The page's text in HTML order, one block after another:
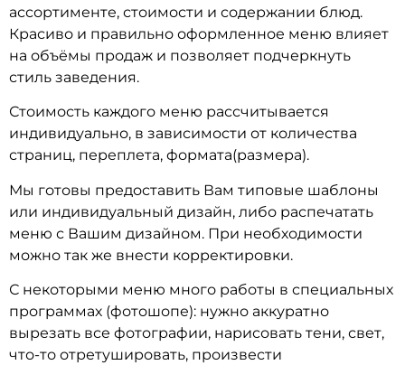
ассортименте, стоимости и содержании блюд.
Красиво и правильно оформленное меню влияет
на объёмы продаж и позволяет подчеркнуть
стиль заведения.
Стоимость каждого меню рассчитывается
индивидуально, в зависимости от количества
страниц, переплета, формата(размера).
Мы готовы предоставить Вам типовые шаблоны
или индивидуальный дизайн, либо распечатать
меню с Вашим дизайном. При необходимости
можно так же внести корректировки.
С некоторыми меню много работы в специальных
программах (фотошопе): нужно аккуратно
вырезать все фотографии, нарисовать тени, свет,
что-то отретушировать, произвести